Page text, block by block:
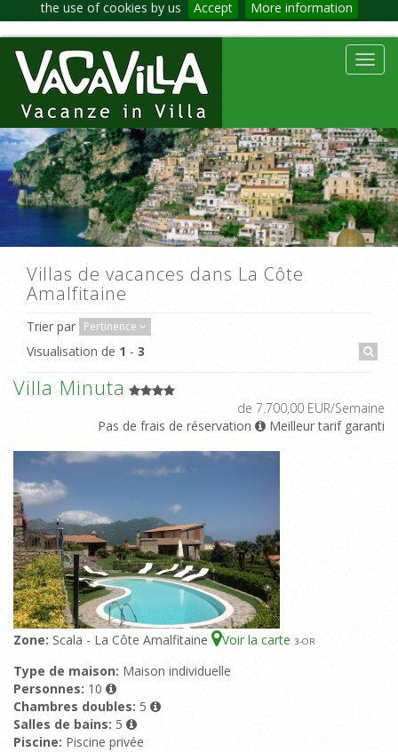
the use of cookies by us Accept More information
Villas de vacances dans La Côte
Amalfitaine
Trier par Pertinence
Visualisation de 1 - 3
Villa Minuta
de 7.700,00 EUR/Semaine
Pas de frais de réservation
Meilleur tarif garanti
Zone: Scala - La Côte Amalfitaine Voir la carte 3-OR
Type de maison: Maison individuelle
Personnes: 10
Chambres doubles: 5
Salles de bains: 5
Piscine: Piscine privée